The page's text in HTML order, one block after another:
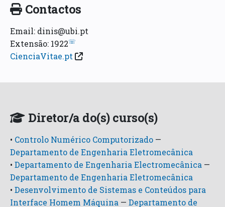
Contactos
Email: dinis@ubi.pt
Extensão: 1922☏
CienciaVitae.pt
Diretor/a do(s) curso(s)
• Controlo Numérico Computorizado —
Departamento de Engenharia Eletromecânica
•Departamento de Engenharia Electromecânica —
Departamento de Engenharia Eletromecânica
•Desenvolvimento de Sistemas e Conteúdos para
Interface Homem Máquina —Departamento de